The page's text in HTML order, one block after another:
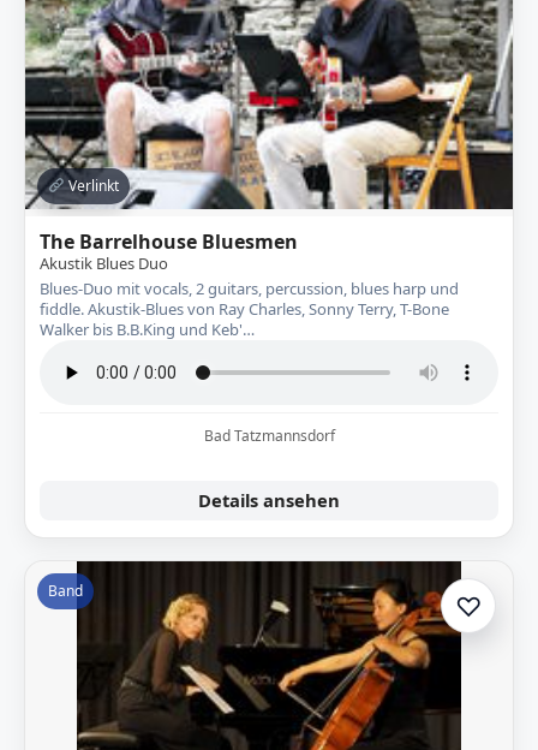
Verlinkt
The Barrelhouse Bluesmen
Akustik Blues Duo
Blues-Duo mit vocals, 2 guitars, percussion, blues harp und
fiddle. Akustik-Blues von Ray Charles, Sonny Terry, T-Bone
Walker bis B.B.King und Keb'…
Bad Tatzmannsdorf
Details ansehen
Band ♡Zur